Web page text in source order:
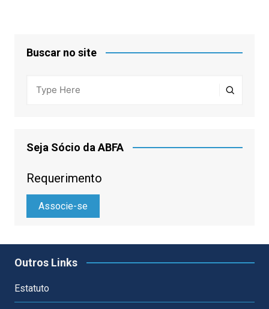
Buscar no site
Seja Sócio da ABFA
Requerimento
Associe-se
Outros Links
Estatuto